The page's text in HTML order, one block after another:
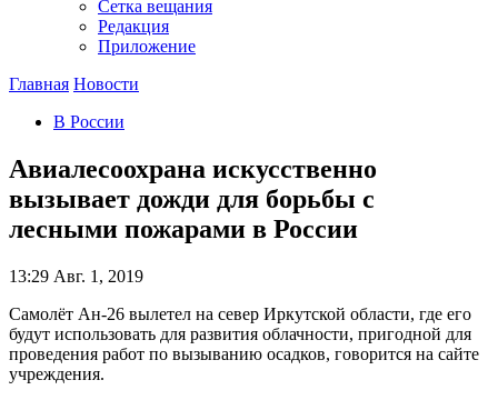
Сетка вещания
Редакция
Приложение
Главная Новости
В России
Авиалесоохрана искусственно
вызывает дожди для борьбы с
лесными пожарами в России
13:29 Авг. 1, 2019
Самолёт Ан-26 вылетел на север Иркутской области, где его
будут использовать для развития облачности, пригодной для
проведения работ по вызыванию осадков, говорится на сайте
учреждения.